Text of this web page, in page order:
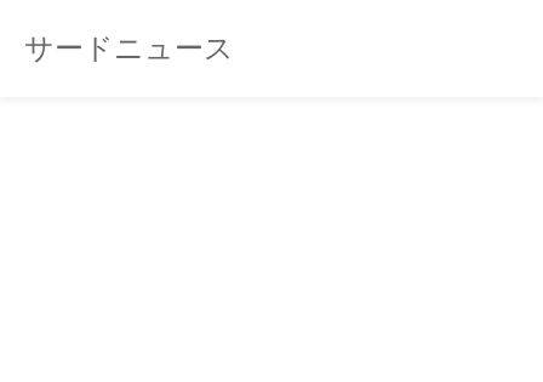
サードニュース